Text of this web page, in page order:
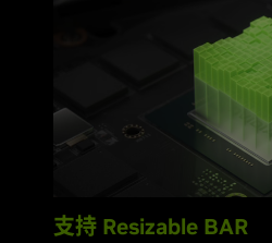
支持 Resizable BAR